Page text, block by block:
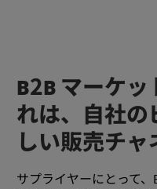
B2B マーケ
れは、自社の
しい販売チャ
サプライヤーにとって